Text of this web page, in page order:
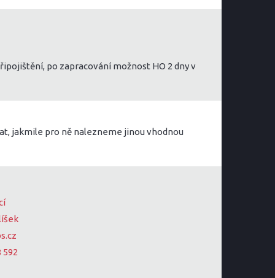
po zapracování možnost HO 2 dny v
jakmile pro ně nalezneme jinou vhodnou
592